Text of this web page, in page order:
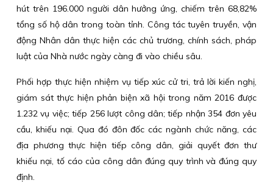
hút trên 196.000 người dân hưởng ứng, chiếm trên 68,82%
tổng số hộ dân trong toàn tỉnh. Công tác tuyên truyền, vận
động Nhân dân thực hiện các chủ trương, chính sách, pháp
luật của Nhà nước ngày càng đi vào chiều sâu.
Phối hợp thực hiện nhiệm vụ tiếp xúc cử tri, trả lời kiến nghị,
giám sát thực hiện phản biện xã hội trong năm 2016 được
1.232 vụ việc; tiếp 256 lượt công dân; tiếp nhận 354 đơn yêu
cầu, khiếu nại. Qua đó đôn đốc các ngành chức năng, các
địa phương thực hiện tiếp công dân, giải quyết đơn thư
khiếu nại, tố cáo của công dân đúng quy trình và đúng quy
định.